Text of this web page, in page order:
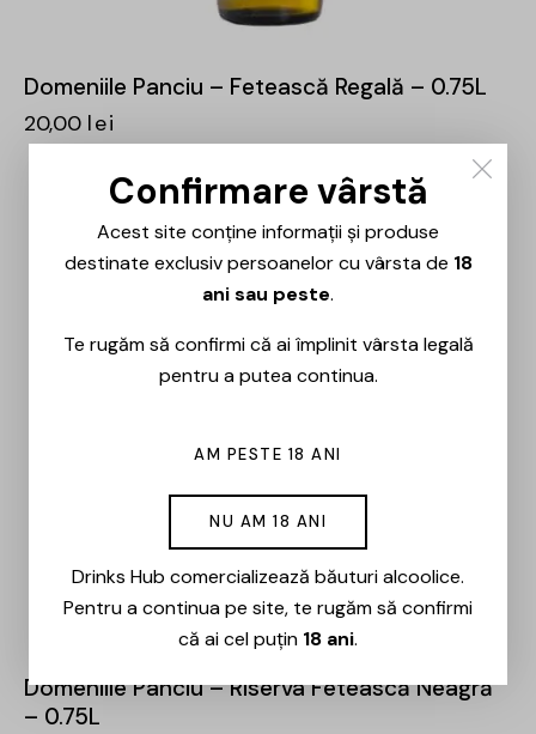
Domeniile Panciu – Fetească Regală – 0.75L
20,00 lei
Domeniile Panciu – Riserva Fetească Neagră
– 0.75L
Confirmare vârstă
Acest site conține informații și produse
destinate exclusiv persoanelor cu vârsta de 18
ani sau peste.
Te rugăm să confirmi că ai împlinit vârsta legală
pentru a putea continua.
AM PESTE 18 ANI
NU AM 18 ANI
Drinks Hub comercializează băuturi alcoolice.
Pentru a continua pe site, te rugăm să confirmi
că ai cel puțin 18 ani.